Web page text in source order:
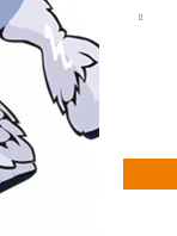
a
n
e
l